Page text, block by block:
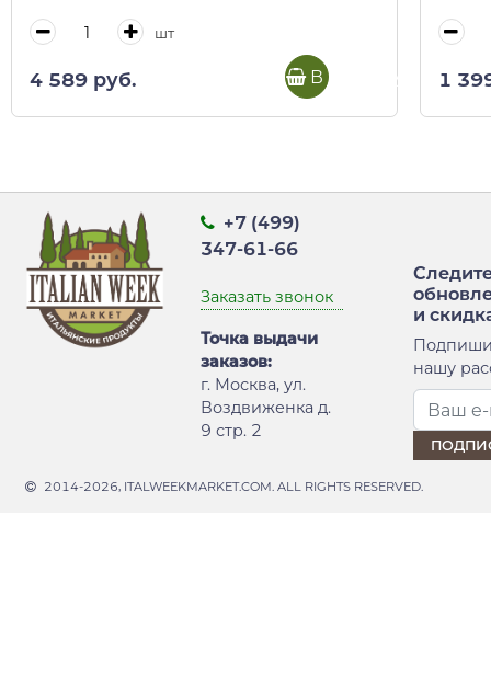
шт
4 589 руб. В корзину 1
+7 (499)
347-61-66
Заказать звонок
Точка выдачи
заказов:
г. Москва, ул.
Воздвиженка д.
9 стр. 2
и
нашу
2014-2026, ITALWEEKMARKET.COM. ALL RIGHTS RESERVED.